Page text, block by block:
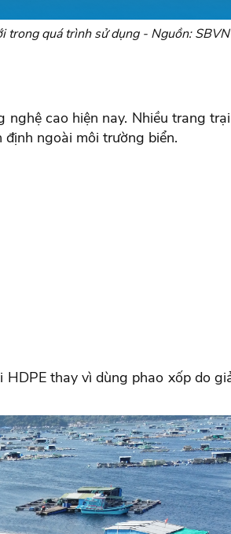
trong quá trình sử dụng - Nguồn: SBVN
cao hiện nay. Nhiều trang
ngoài môi trường biển.
thay vì dùng phao xốp do